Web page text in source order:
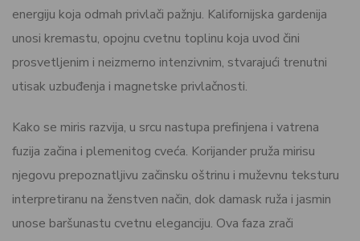
energiju koja odmah privlači pažnju. Kalifornijska gardenija
unosi kremastu, opojnu cvetnu toplinu koja uvod čini
prosvetljenim i neizmerno intenzivnim, stvarajući trenutni
utisak uzbuđenja i magnetske privlačnosti.
Kako se miris razvija, u srcu nastupa prefinjena i vatrena
fuzija začina i plemenitog cveća. Korijander pruža mirisu
njegovu prepoznatljivu začinsku oštrinu i muževnu teksturu
interpretiranu na ženstven način, dok damask ruža i jasmin
unose baršunastu cvetnu eleganciju. Ova faza zrači